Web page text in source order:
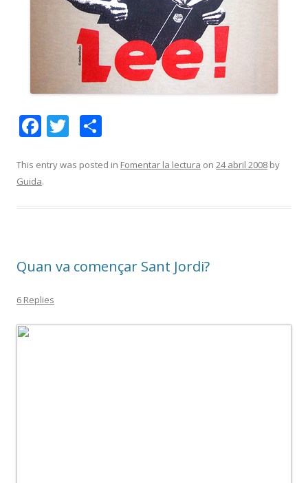
F
e
b
k
T
itt m
ix
This entry was posted in Fomentar la lectura on 24 abril 2008 by
Guida.
Quan va començar Sant Jordi?
6 Replies